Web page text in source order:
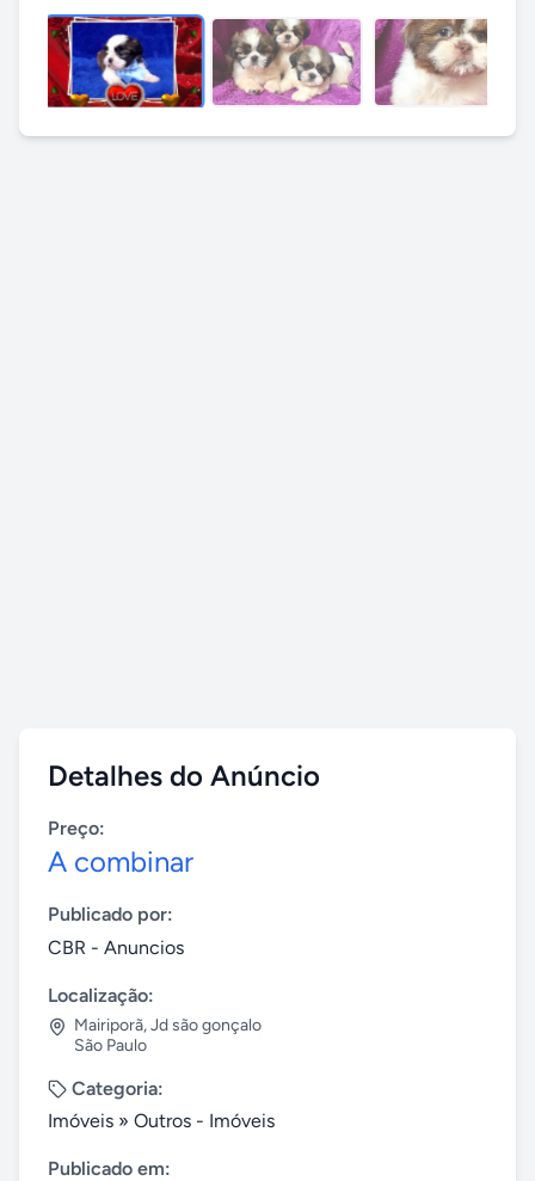
Detalhes do Anúncio
Preço:
A combinar
Publicado por:
CBR - Anuncios
Localização:
Mairiporã,Jd são gonçalo
São Paulo
Categoria:
Imóveis » Outros - Imóveis
Publicado em: